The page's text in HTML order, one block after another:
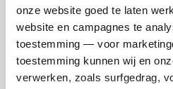
onze website goed te laten
website en campagnes te
toestemming — voor
toestemming kunnen wij en
verwerken, zoals surfgedrag,